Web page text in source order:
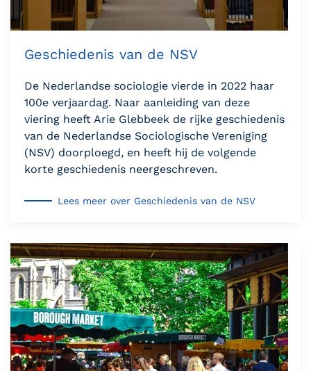
Geschiedenis van de NSV
De Nederlandse sociologie vierde in 2022 haar
100e verjaardag. Naar aanleiding van deze
viering heeft Arie Glebbeek de rijke geschiedenis
van de Nederlandse Sociologische Vereniging
(NSV) doorploegd, en heeft hij de volgende
korte geschiedenis neergeschreven.
Lees meer over Geschiedenis van de NSV